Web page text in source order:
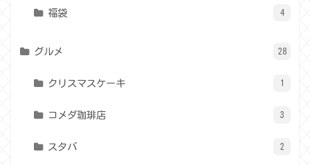
福袋 4
グルメ 28
クリスマスケーキ 1
コメダ珈琲店 3
スタバ 2